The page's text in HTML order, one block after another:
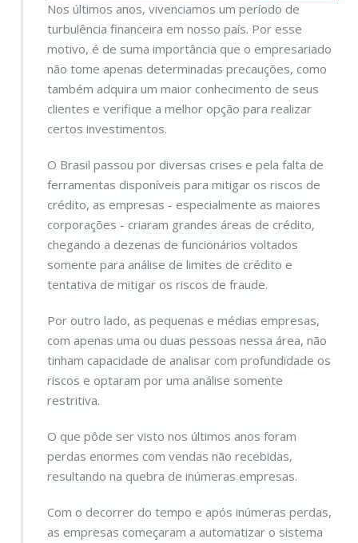
Nos últimos anos, vivenciamos um período de
turbulência financeira em nosso país. Por esse
motivo, é de suma importância que o empresariado
não tome apenas determinadas precauções, como
também adquira um maior conhecimento de seus
clientes e verifique a melhor opção para realizar
certos investimentos.
O Brasil passou por diversas crises e pela falta de
ferramentas disponíveis para mitigar os riscos de
crédito, as empresas - especialmente as maiores
corporações - criaram grandes áreas de crédito,
chegando a dezenas de funcionários voltados
somente para análise de limites de crédito e
tentativa de mitigar os riscos de fraude.
Por outro lado, as pequenas e médias empresas,
com apenas uma ou duas pessoas nessa área, não
tinham capacidade de analisar com profundidade os
riscos e optaram por uma análise somente
restritiva.
O que pôde ser visto nos últimos anos foram
perdas enormes com vendas não recebidas,
resultando na quebra de inúmeras empresas.
Com o decorrer do tempo e após inúmeras perdas,
as empresas começaram a automatizar o sistema